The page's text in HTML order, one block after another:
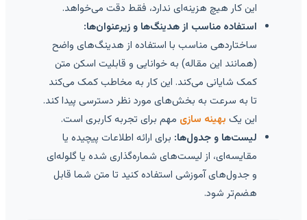
این کار هیچ هزینه‌ای ندارد، فقط دقت می‌خواهد.
استفاده مناسب از هدینگ‌ها و زیرعنوان‌ها:
ساختاردهی مناسب با استفاده از هدینگ‌های واضح
(همانند این مقاله) به خوانایی و قابلیت اسکن متن
کمک شایانی می‌کند. این کار به مخاطب کمک می‌کند
تا به سرعت به بخش‌های مورد نظر دسترسی پیدا کند.
این یکبهینه سازی مهم برای تجربه کاربری است.
لیست‌ها و جدول‌ها:برای ارائه اطلاعات پیچیده یا
مقایسه‌ای، از لیست‌های شماره‌گذاری شده یا گلوله‌ای
و جدول‌های آموزشی استفاده کنید تا متن شما قابل
هضم‌تر شود.